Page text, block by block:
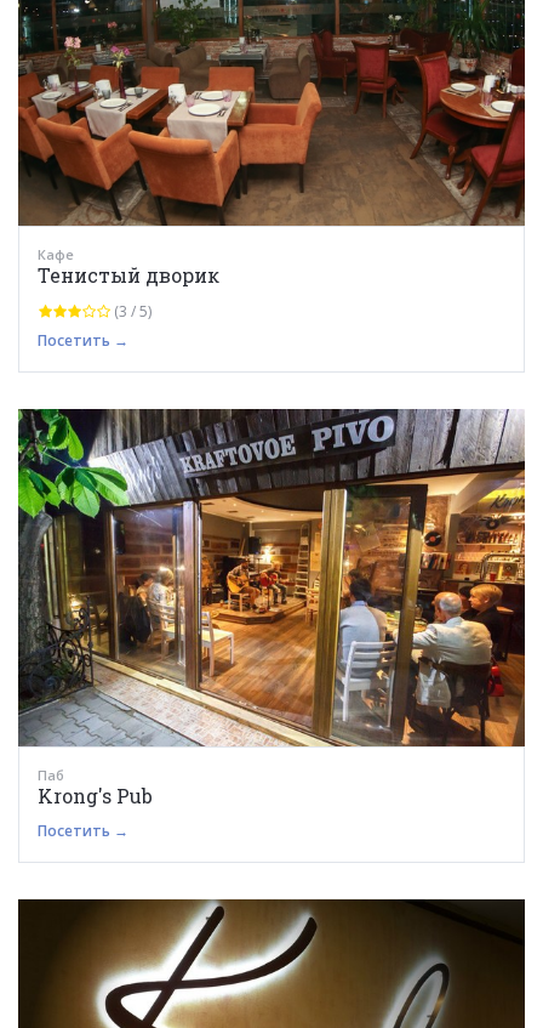
Кафе
Тенистый дворик
(3 / 5)
Посетить →
Паб
Krong's Pub
Посетить →